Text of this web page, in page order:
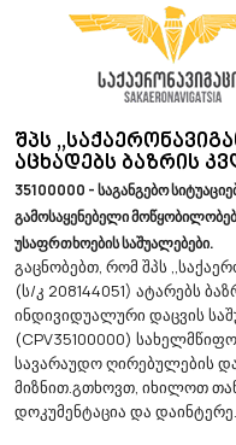
Შპს
Აცხადებს Ბაზრის
35100000 - საგანგებო
გამოსაყენებელი
უსაფრთხოების საშუალებები.
გაცნობებთ, რომ შპს
(ს/კ 208144051) ატარებს
ინდივიდუალური დაცვის
(CPV35100000)
სავარაუდო ღირებულების
მიზნით.გთხოვთ, იხილოთ
დოკუმენტაცია და